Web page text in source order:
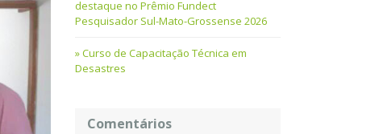
destaque no Prêmio Fundect
Pesquisador Sul-Mato-Grossense 2026
Curso de Capacitação Técnica em
Desastres
Comentários